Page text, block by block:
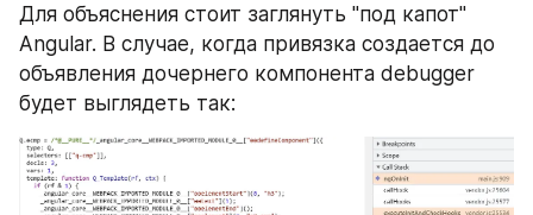
Для объяснения стоит заглянуть "под капот"
Angular. В случае, когда привязка создается до
объявления дочернего компонента debugger
будет выглядеть так: